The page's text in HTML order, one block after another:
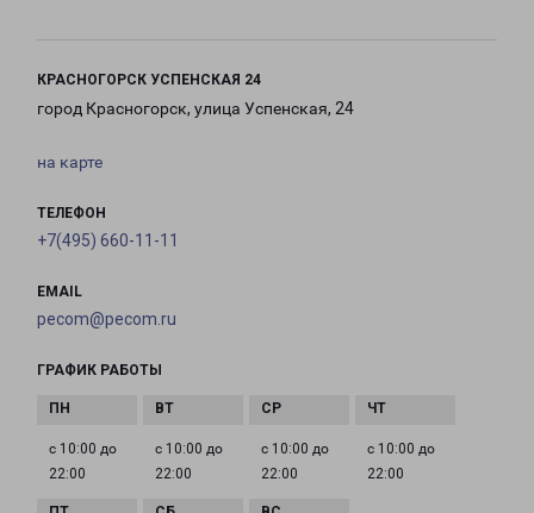
КРАСНОГОРСК УСПЕНСКАЯ 24
город Красногорск, улица Успенская, 24
на карте
ТЕЛЕФОН
+7(495) 660-11-11
EMAIL
pecom@pecom.ru
ГРАФИК РАБОТЫ
с 10:00 до
22:00
с 10:00 до
22:00
с 10:00 до
22:00
с 10:00 до
22:00